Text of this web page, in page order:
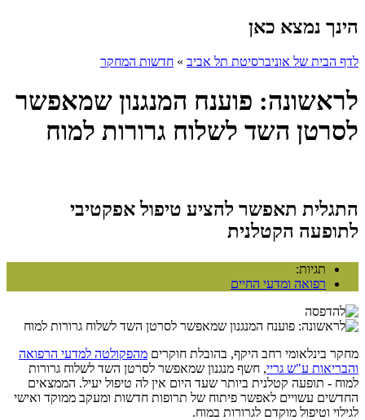
הינך נמצא כאן
לדף הבית של אוניברסיטת תל אביב » חדשות המחקר
לראשונה: פוענח המנגנון שמאפשר
לסרטן השד לשלוח גרורות למוח
התגלית תאפשר להציע טיפול אפקטיבי
לתופעה הקטלנית
תגיות:
רפואה ומדעי החיים
מחקר בינלאומי רחב היקף, בהובלת חוקרים מהפקולטה למדעי הרפואה
והבריאות ע"ש גריי, חשף מנגנון שמאפשר לסרטן השד לשלוח גרורות
למוח - תופעה קטלנית ביותר שעד היום אין לה טיפול יעיל. הממצאים
החדשים עשויים לאפשר פיתוח של תרופות חדשות ומעקב ממוקד ואישי
לגילוי וטיפול מוקדם לגרורות במוח.